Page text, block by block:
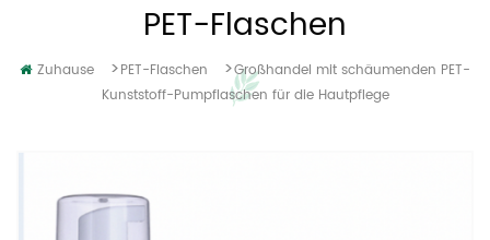
PET-Flaschen
Zuhause >PET-Flaschen >Großhandel mit schäumenden PET-
Kunststoff-Pumpflaschen für die Hautpflege